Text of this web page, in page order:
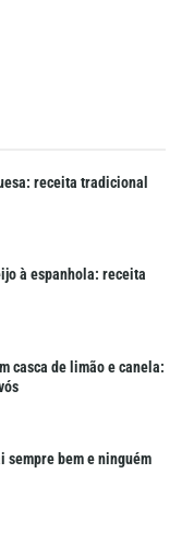
receita tradicional
à espanhola: receita
casca de limão e canela:
sempre bem e ninguém